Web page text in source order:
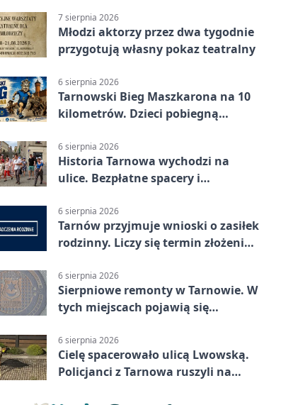
7 sierpnia 2026
Młodzi aktorzy przez dwa tygodnie
przygotują własny pokaz teatralny
6 sierpnia 2026
Tarnowski Bieg Maszkarona na 10
kilometrów. Dzieci pobiegną
6 sierpnia 2026
Historia Tarnowa wychodzi na
ulice. Bezpłatne spacery i
6 sierpnia 2026
Tarnów przyjmuje wnioski o zasiłek
rodzinny. Liczy się termin złożenia
6 sierpnia 2026
Sierpniowe remonty w Tarnowie. W
tych miejscach pojawią się
6 sierpnia 2026
Cielę spacerowało ulicą Lwowską.
Policjanci z Tarnowa ruszyli na